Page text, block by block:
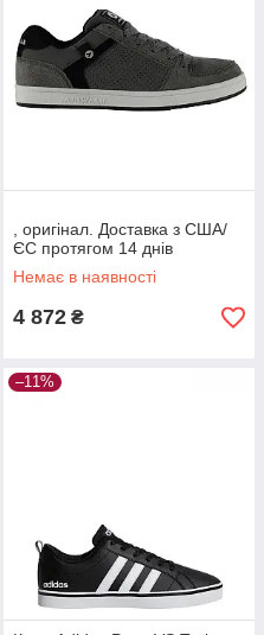
, оригінал. Доставка з США/
ЄС протягом 14 днів
Немає в наявності
4 872 ₴
–11%